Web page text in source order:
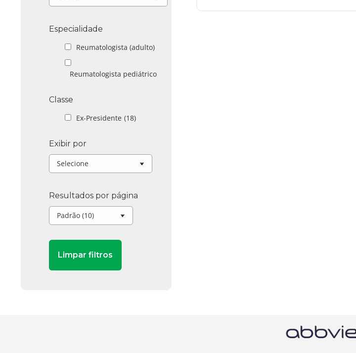
Especialidade
Reumatologista (adulto)
Reumatologista pediátrico
Classe
Ex-Presidente (18)
Exibir por
Resultados por página